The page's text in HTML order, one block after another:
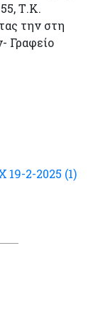
Τ.Κ.
την στη
Γραφείο
2-2025 (1)